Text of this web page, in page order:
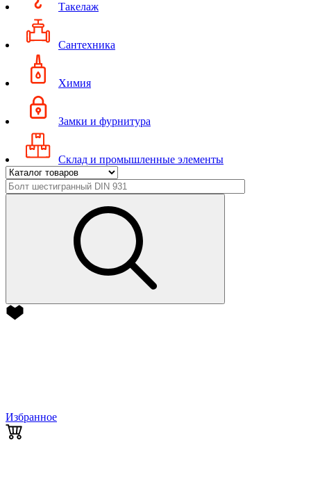
Такелаж
Сантехника
Химия
Замки и фурнитура
Склад и промышленные элементы
Избранное